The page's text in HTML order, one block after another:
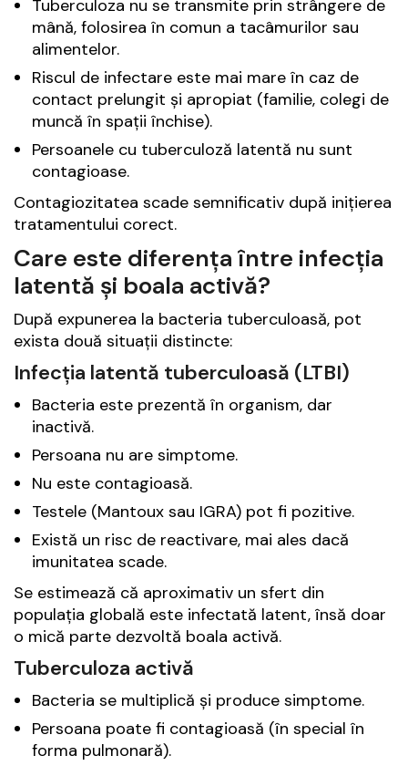
Tuberculoza nu se transmite prin strângere de
mână, folosirea în comun a tacâmurilor sau
alimentelor.
Riscul de infectare este mai mare în caz de
contact prelungit și apropiat (familie, colegi de
muncă în spații închise).
Persoanele cu tuberculoză latentă nu sunt
contagioase.
Contagiozitatea scade semnificativ după inițierea
tratamentului corect.
Care este diferența între infecția
latentă și boala activă?
După expunerea la bacteria tuberculoasă, pot
exista două situații distincte:
Infecția latentă tuberculoasă (LTBI)
Bacteria este prezentă în organism, dar
inactivă.
Persoana nu are simptome.
Nu este contagioasă.
Testele (Mantoux sau IGRA) pot fi pozitive.
Există un risc de reactivare, mai ales dacă
imunitatea scade.
Se estimează că aproximativ un sfert din
populația globală este infectată latent, însă doar
o mică parte dezvoltă boala activă.
Tuberculoza activă
Bacteria se multiplică și produce simptome.
Persoana poate fi contagioasă (în special în
forma pulmonară).